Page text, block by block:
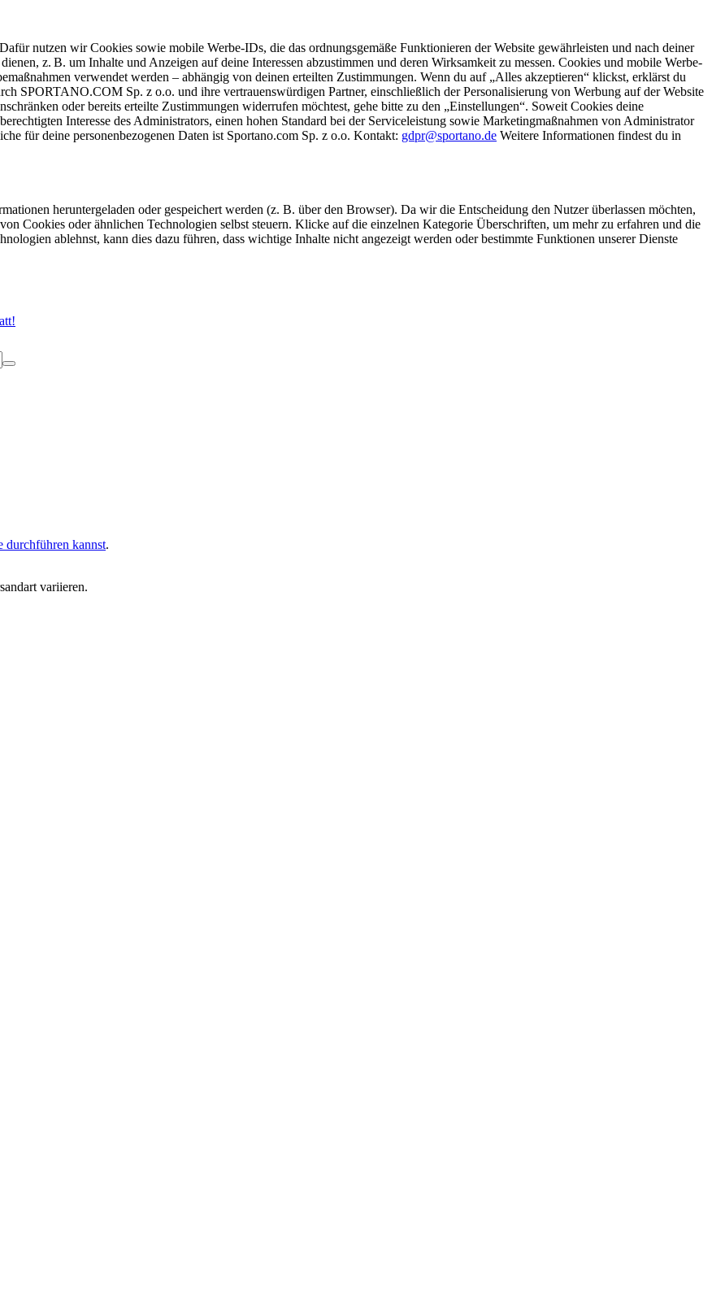
nutzen wir Cookies sowie mobile Werbe-IDs, die das ordnungsgemäße Funktionieren der Website gewährleisten und nach deiner
z. B. um Inhalte und Anzeigen auf deine Interessen abzustimmen und deren Wirksamkeit zu messen. Cookies und mobile Werbe-
verwendet werden – abhängig von deinen erteilten Zustimmungen. Wenn du auf „Alles akzeptieren“ klickst, erklärst du
SPORTANO.COM Sp. z o.o. und ihre vertrauenswürdigen Partner, einschließlich der Personalisierung von Werbung auf der Website
oder bereits erteilte Zustimmungen widerrufen möchtest, gehe bitte zu den „Einstellungen“. Soweit Cookies deine
Interesse des Administrators, einen hohen Standard bei der Serviceleistung sowie Marketingmaßnahmen von Administrator
für deine personenbezogenen Daten ist Sportano.com Sp. z o.o. Kontakt: gdpr@sportano.de Weitere Informationen findest du in
heruntergeladen oder gespeichert werden (z. B. über den Browser). Da wir die Entscheidung den Nutzer überlassen möchten,
Cookies oder ähnlichen Technologien selbst steuern. Klicke auf die einzelnen Kategorie Überschriften, um mehr zu erfahren und die
ablehnst, kann dies dazu führen, dass wichtige Inhalte nicht angezeigt werden oder bestimmte Funktionen unserer Dienste
durchführen kannst.
variieren.